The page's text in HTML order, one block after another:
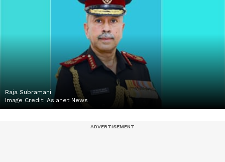
Raja Subramani
Image Credit: Asianet News